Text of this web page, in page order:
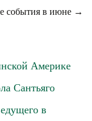
события в июне →
Америке
Сантьяго
в